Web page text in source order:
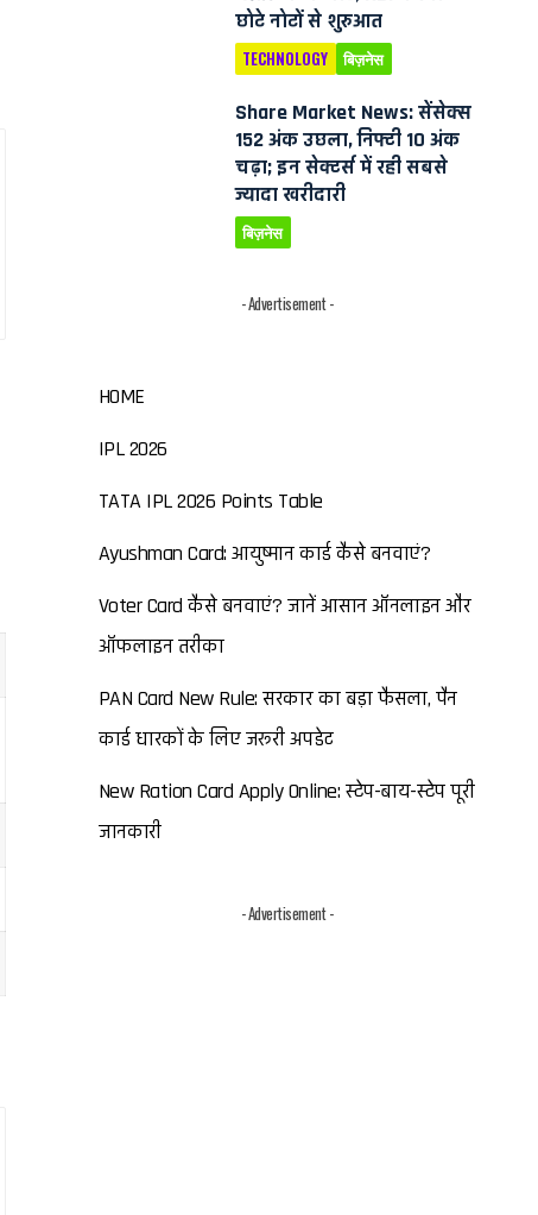
छोटे नोटों से शुरुआत
TECHNOLOGY बिज़नेस
Share Market News: सेंसेक्स
152 अंक उछला, निफ्टी 10 अंक
चढ़ा; इन सेक्टर्स में रही सबसे
ज्यादा खरीदारी
बिज़नेस
- Advertisement -
HOME
IPL 2026
TATA IPL 2026 Points Table
Ayushman Card: आयुष्मान कार्ड कैसे बनवाएं?
Voter Card कैसे बनवाएं? जानें आसान ऑनलाइन और
ऑफलाइन तरीका
PAN Card New Rule: सरकार का बड़ा फैसला, पैन
कार्ड धारकों के लिए जरूरी अपडेट
New Ration Card Apply Online: स्टेप-बाय-स्टेप पूरी
जानकारी
- Advertisement -